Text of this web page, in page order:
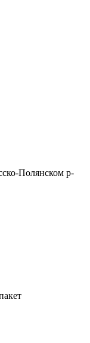
Полянском р-